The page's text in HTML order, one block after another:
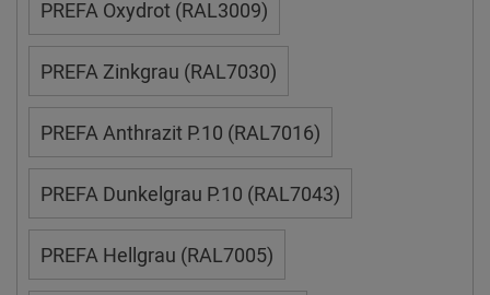
PREFA Oxydrot (RAL3009)
PREFA Zinkgrau (RAL7030)
PREFA Anthrazit P.10 (RAL7016)
PREFA Dunkelgrau P.10 (RAL7043)
PREFA Hellgrau (RAL7005)